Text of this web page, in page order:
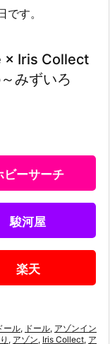
す。
× Iris Collect
みずいろ
ビーサーチ
駿河屋
楽天
ール, ドール, アゾンイン
, アゾン, Iris Collect, ア